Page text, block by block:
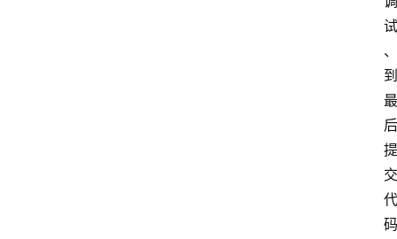
试
、
到
最
后
提
交
代
码